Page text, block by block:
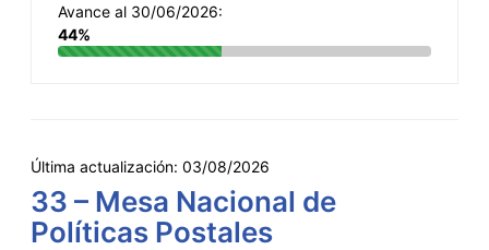
Avance al 30/06/2026:
44%
Última actualización: 03/08/2026
33 – Mesa Nacional de
Políticas Postales